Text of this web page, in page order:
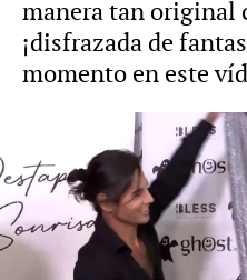
manera tan original
¡disfrazada de
momento en este
Julio José, pillado
Viviane, a la que
anonimato
Julio José Iglesias
de salud de su
preocupantes